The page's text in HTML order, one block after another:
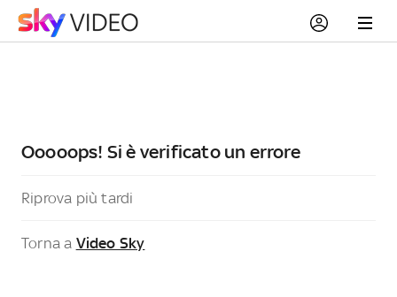
Ooooops! Si è verificato un errore
Riprova più tardi
Torna a Video Sky